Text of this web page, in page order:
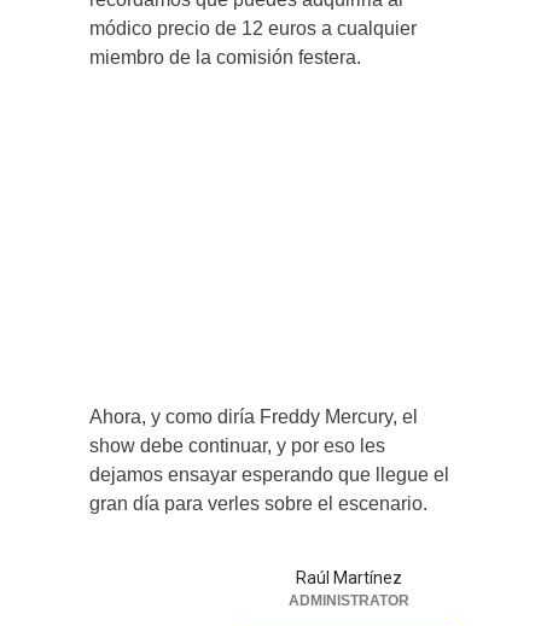
módico precio de 12 euros a cualquier
miembro de la comisión festera.
Ahora, y como diría Freddy Mercury, el
show debe continuar, y por eso les
dejamos ensayar esperando que llegue el
gran día para verles sobre el escenario.
Raúl Martínez
ADMINISTRATOR